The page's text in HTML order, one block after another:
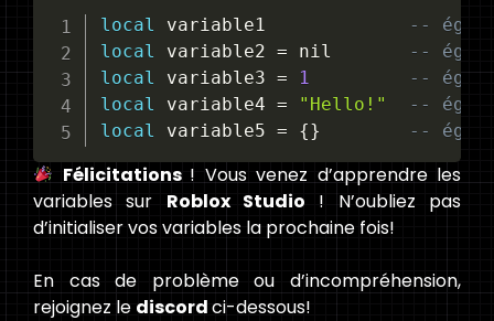
local variable1
-- égal
local variable2 = nil
-- égal
local variable3 = 1
-- égal
local variable4 = "Hello!"
-- égal
local variable5 = {} -- égal
Félicitations ! Vous venez d’apprendre les
variables sur Roblox Studio ! N’oubliez pas
d’initialiser vos variables la prochaine fois!
En cas de problème ou d’incompréhension,
rejoignez le discordci-dessous!